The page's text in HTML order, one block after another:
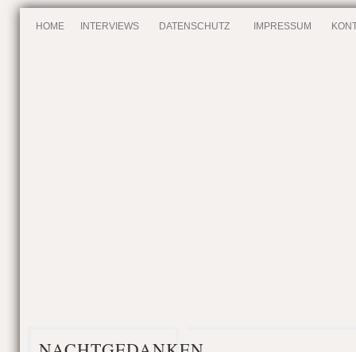
HOME INTERVIEWS DATENSCHUTZ IMPRESSUM